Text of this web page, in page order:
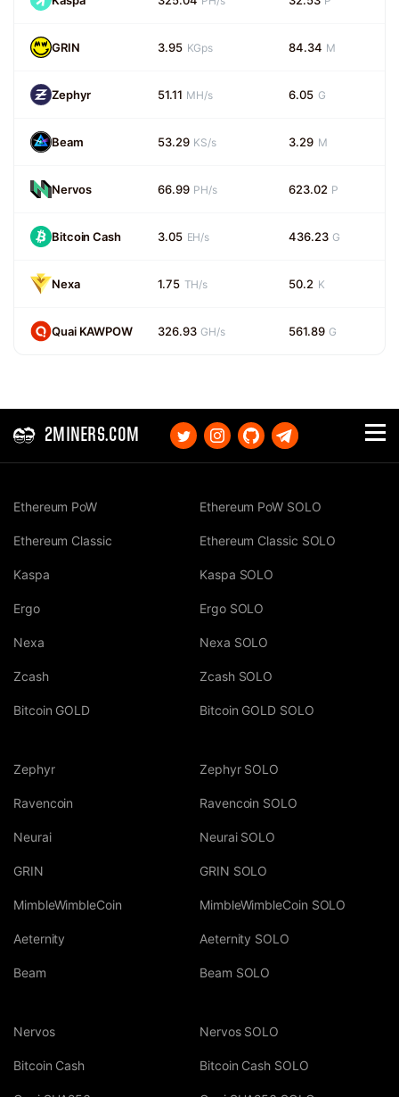
GRIN 3.95 KGps 84.34 M
Zephyr 51.11 MH/s 6.05 G
Beam 53.29 KS/s 3.29 M
Nervos 66.99 PH/s 623.02 P
Bitcoin Cash 3.05 EH/s 436.23 G
Nexa 1.75 TH/s 50.2 K
Quai KAWPOW 326.93 GH/s 561.89 G
2MINERS.COM
Ethereum PoW
Ethereum Classic
Kaspa
Ergo
Nexa
Zcash
Bitcoin GOLD
Ethereum PoW SOLO
Ethereum Classic SOLO
Kaspa SOLO
Ergo SOLO
Nexa SOLO
Zcash SOLO
Bitcoin GOLD SOLO
Zephyr
Ravencoin
Neurai
GRIN
MimbleWimbleCoin
Aeternity
Beam
Zephyr SOLO
Ravencoin SOLO
Neurai SOLO
GRIN SOLO
MimbleWimbleCoin SOLO
Aeternity SOLO
Beam SOLO
Nervos
Bitcoin Cash
Nervos SOLO
Bitcoin Cash SOLO